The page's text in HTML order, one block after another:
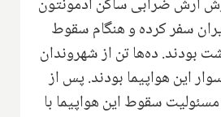
آرش ضرابی ساکن ادمونتون
سفر کرده و هنگام سقوط
بودند.ده‌ها تن از شهروندان
این هواپیما بودند. پس از
مسئولیت سقوط این هواپیما با